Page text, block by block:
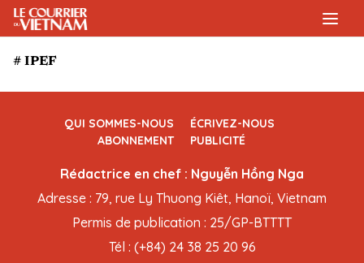
# IPEF
QUI SOMMES-NOUS
ÉCRIVEZ-NOUS
ABONNEMENT
PUBLICITÉ
Rédactrice en chef : Nguyễn Hồng Nga
Adresse : 79, rue Ly Thuong Kiêt, Hanoï, Vietnam
Permis de publication : 25/GP-BTTTT
Tél : (+84) 24 38 25 20 96